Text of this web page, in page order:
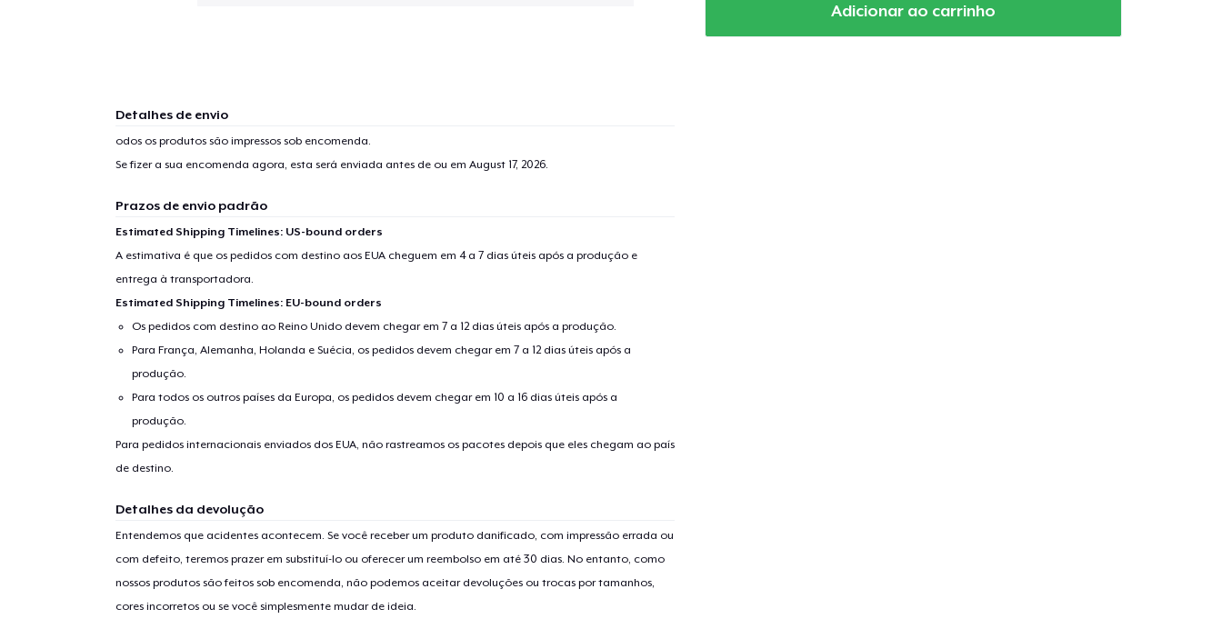
Adicionar ao carrinho
Detalhes de envio
odos os produtos são impressos sob encomenda.
Se fizer a sua encomenda agora, esta será enviada antes de ou em August 17, 2026.
Prazos de envio padrão
Estimated Shipping Timelines: US-bound orders
A estimativa é que os pedidos com destino aos EUA cheguem em 4 a 7 dias úteis após a produção e
entrega à transportadora.
Estimated Shipping Timelines: EU-bound orders
Os pedidos com destino ao Reino Unido devem chegar em 7 a 12 dias úteis após a produção.
Para França, Alemanha, Holanda e Suécia, os pedidos devem chegar em 7 a 12 dias úteis após a
produção.
Para todos os outros países da Europa, os pedidos devem chegar em 10 a 16 dias úteis após a
produção.
Para pedidos internacionais enviados dos EUA, não rastreamos os pacotes depois que eles chegam ao país
de destino.
Detalhes da devolução
Entendemos que acidentes acontecem. Se você receber um produto danificado, com impressão errada ou
com defeito, teremos prazer em substituí-lo ou oferecer um reembolso em até 30 dias. No entanto, como
nossos produtos são feitos sob encomenda, não podemos aceitar devoluções ou trocas por tamanhos,
cores incorretos ou se você simplesmente mudar de ideia.